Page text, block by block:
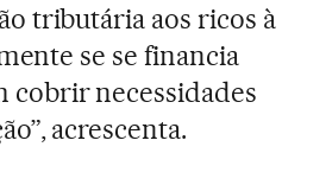
tributária aos ricos à
se se financia
necessidades
acrescenta.